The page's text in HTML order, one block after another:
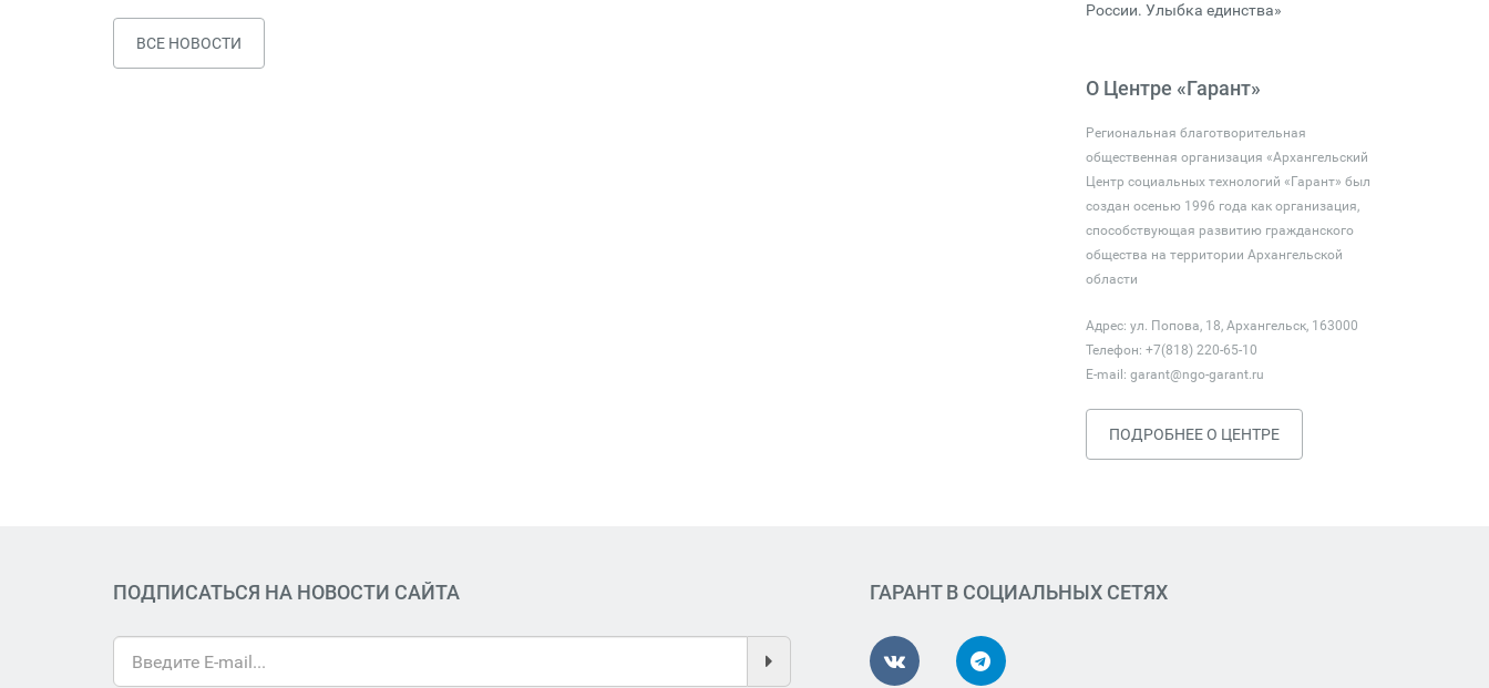
ВСЕ НОВОСТИ
России. Улыбка единства»
О Центре «Гарант»
Региональная благотворительная
общественная организация «Архангельский
Центр социальных технологий «Гарант» был
создан осенью 1996 года как организация,
способствующая развитию гражданского
общества на территории Архангельской
области
Адрес: ул. Попова, 18, Архангельск, 163000
Телефон: +7(818) 220-65-10
E-mail: garant@ngo-garant.ru
ПОДРОБНЕЕ О ЦЕНТРЕ
ПОДПИСАТЬСЯ НА НОВОСТИ САЙТА ГАРАНТ В СОЦИАЛЬНЫХ СЕТЯХ